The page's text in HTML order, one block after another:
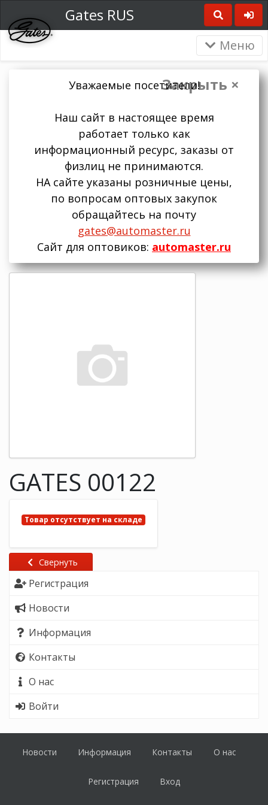
Gates RUS
Меню
Закрыть ×
Уважаемые посетители!
Наш сайт в настоящее время
работает только как
информационный ресурс, заказы от
физлиц не принимаются.
НА сайте указаны розничные цены,
по вопросам оптовых закупок
обращайтесь на почту
gates@automaster.ru
Сайт для оптовиков: automaster.ru
Свернуть
Регистрация
Новости
Информация
Контакты
О нас
Войти
GATES 00122
Товар отсутствует на складе
Новости Информация Контакты О нас
Регистрация Вход